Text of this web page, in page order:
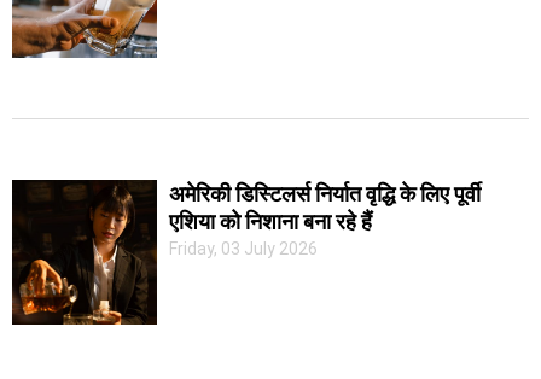
अमेरिकी डिस्टिलर्स निर्यात वृद्धि के लिए पूर्वी
एशिया को निशाना बना रहे हैं
Friday, 03 July 2026